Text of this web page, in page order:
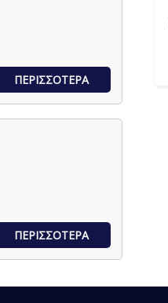
ΠΕΡΙΣΣΟΤΕΡΑ
ΠΕΡΙΣΣΟΤΕΡΑ